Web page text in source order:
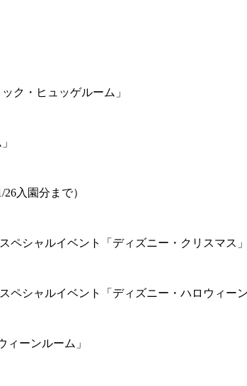
ク・ヒュッゲルーム」
入園分まで）
シャルイベント「ディズニー・クリスマス
シャルイベント「ディズニー・ハロウィー
ーンルーム」